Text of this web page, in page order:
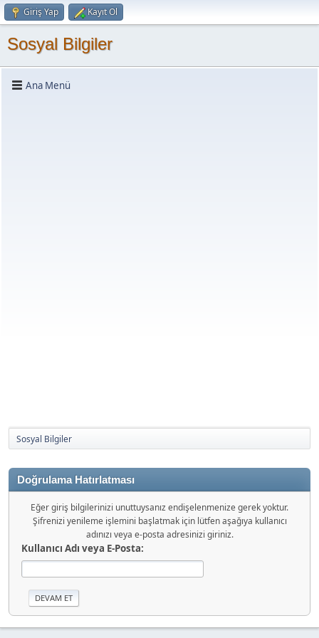
Giriş Yap Kayıt Ol
Sosyal Bilgiler
Ana Menü
Sosyal Bilgiler
Doğrulama Hatırlatması
Eğer giriş bilgilerinizi unuttuysanız endişelenmenize gerek yoktur.
Şifrenizi yenileme işlemini başlatmak için lütfen aşağıya kullanıcı
adınızı veya e-posta adresinizi giriniz.
Kullanıcı Adı veya E-Posta: